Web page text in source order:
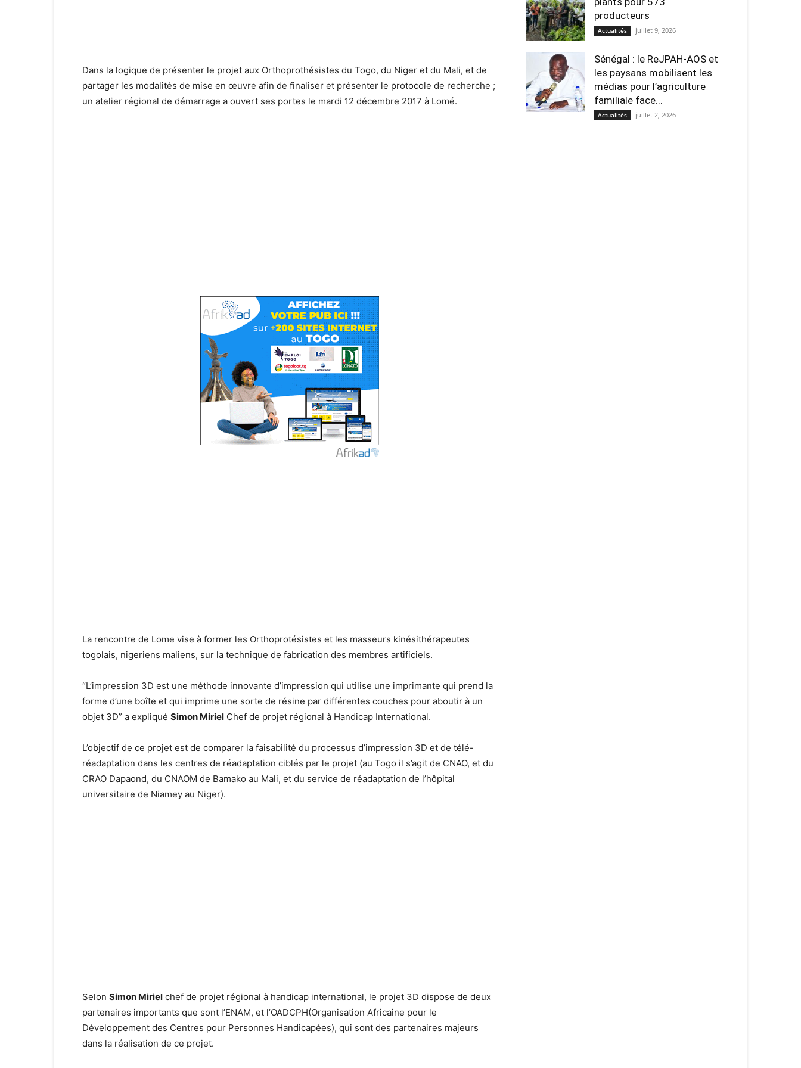
Dans la logique de présenter le projet aux Orthoprothésistes du Togo, du Niger et du Mali, et de
partager les modalités de mise en œuvre afin de finaliser et présenter le protocole de recherche ;
un atelier régional de démarrage a ouvert ses portes le mardi 12 décembre 2017 à Lomé.
La rencontre de Lome vise à former les Orthoprotésistes et les masseurs kinésithérapeutes
togolais, nigeriens maliens, sur la technique de fabrication des membres artificiels.
“L’impression 3D est une méthode innovante d’impression qui utilise une imprimante qui prend la
forme d’une boîte et qui imprime une sorte de résine par différentes couches pour aboutir à un
objet 3D” a expliqué Simon Miriel Chef de projet régional à Handicap International.
L’objectif de ce projet est de comparer la faisabilité du processus d’impression 3D et de télé-
réadaptation dans les centres de réadaptation ciblés par le projet (au Togo il s’agit de CNAO, et du
CRAO Dapaond, du CNAOM de Bamako au Mali, et du service de réadaptation de l’hôpital
universitaire de Niamey au Niger).
Selon Simon Miriel chef de projet régional à handicap international, le projet 3D dispose de deux
partenaires importants que sont l’ENAM, et l’OADCPH(Organisation Africaine pour le
Développement des Centres pour Personnes Handicapées), qui sont des partenaires majeurs
dans la réalisation de ce projet.
producteurs
Actualités juillet 9, 2026
Sénégal : le ReJPAH-AOS et
les paysans mobilisent les
médias pour l’agriculture
familiale face...
Actualités juillet 2, 2026